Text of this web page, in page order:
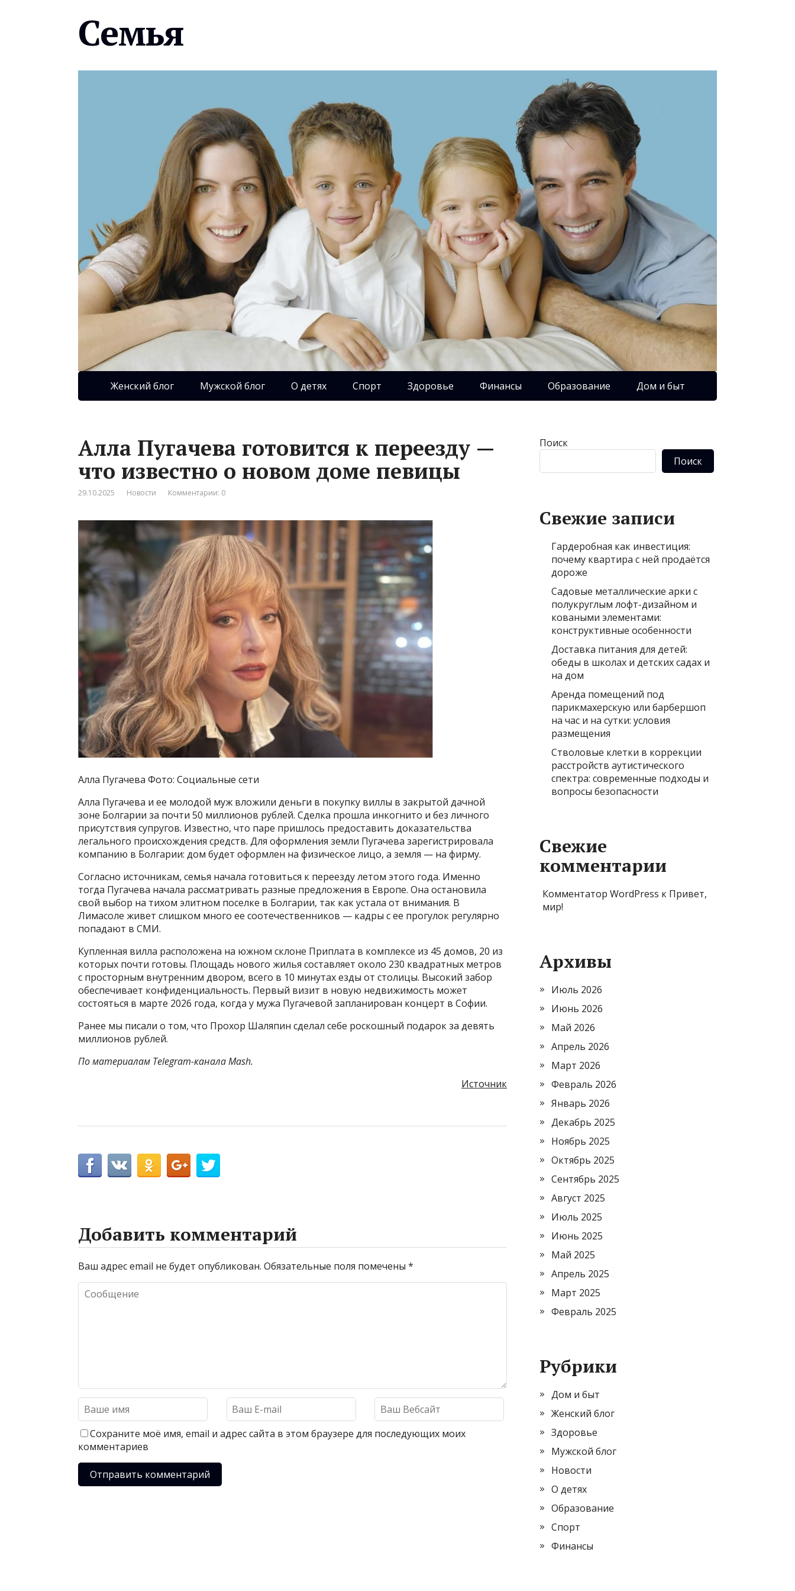
Семья
Женский блог Мужской блог О детях Спорт Здоровье Финансы Образование Дом и быт
Алла Пугачева готовится к переезду —
что известно о новом доме певицы
29.10.2025 Новости Комментарии: 0
Алла Пугачева Фото: Социальные сети
Алла Пугачева и ее молодой муж вложили деньги в покупку виллы в закрытой дачной
зоне Болгарии за почти 50 миллионов рублей. Сделка прошла инкогнито и без личного
присутствия супругов. Известно, что паре пришлось предоставить доказательства
легального происхождения средств. Для оформления земли Пугачева зарегистрировала
компанию в Болгарии: дом будет оформлен на физическое лицо, а земля — на фирму.
Согласно источникам, семья начала готовиться к переезду летом этого года. Именно
тогда Пугачева начала рассматривать разные предложения в Европе. Она остановила
свой выбор на тихом элитном поселке в Болгарии, так как устала от внимания. В
Лимасоле живет слишком много ее соотечественников — кадры с ее прогулок регулярно
попадают в СМИ.
Купленная вилла расположена на южном склоне Приплата в комплексе из 45 домов, 20 из
которых почти готовы. Площадь нового жилья составляет около 230 квадратных метров
с просторным внутренним двором, всего в 10 минутах езды от столицы. Высокий забор
обеспечивает конфиденциальность. Первый визит в новую недвижимость может
состояться в марте 2026 года, когда у мужа Пугачевой запланирован концерт в Софии.
Ранее мы писали о том, что Прохор Шаляпин сделал себе роскошный подарок за девять
миллионов рублей.
По материалам Telegram-канала Mash.
Источник
Добавить комментарий
Ваш адрес email не будет опубликован. Обязательные поля помечены *
Сохраните моё имя, email и адрес сайта в этом браузере для последующих моих
комментариев
Поиск
Поиск
Свежие записи
Гардеробная как инвестиция:
почему квартира с ней продаётся
дороже
Садовые металлические арки с
полукруглым лофт-дизайном и
коваными элементами:
конструктивные особенности
Доставка питания для детей:
обеды в школах и детских садах и
на дом
Аренда помещений под
парикмахерскую или барбершоп
на час и на сутки: условия
размещения
Стволовые клетки в коррекции
расстройств аутистического
спектра: современные подходы и
вопросы безопасности
Свежие
комментарии
Комментатор WordPress к Привет,
мир!
Архивы
Июль 2026
Июнь 2026
Май 2026
Апрель 2026
Март 2026
Февраль 2026
Январь 2026
Декабрь 2025
Ноябрь 2025
Октябрь 2025
Сентябрь 2025
Август 2025
Июль 2025
Июнь 2025
Май 2025
Апрель 2025
Март 2025
Февраль 2025
Рубрики
Дом и быт
Женский блог
Здоровье
Мужской блог
Новости
О детях
Образование
Спорт
Финансы